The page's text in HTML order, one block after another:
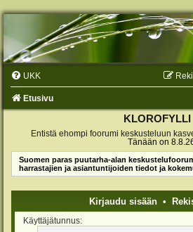
UKK
Etusivu
KLOROFYLLI
Entistä ehompi foorumi keskusteluun
Tänään on
Suomen paras puutarha-alan
harrastajien ja asiantuntijoiden tiedot ja
Kirjaudu sisään•
Käyttäjätunnus: